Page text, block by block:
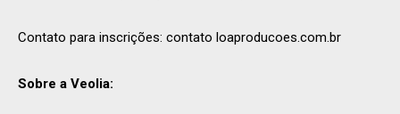
Contato para inscrições: contato loaproducoes.com.br
Sobre a Veolia: